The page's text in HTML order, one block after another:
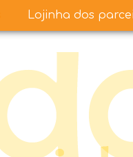
Lojinha dos